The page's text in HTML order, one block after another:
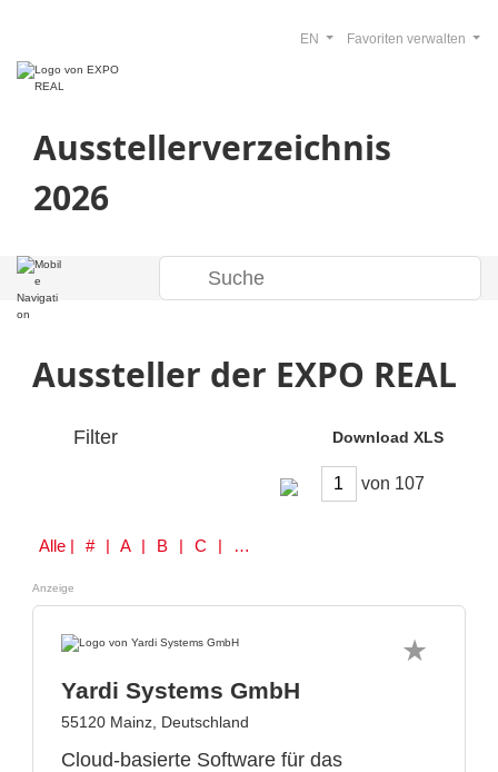
Ausstellerverzeichnis
2026
Favoriten verwalten
EN
Aussteller der EXPO REAL
Filter Download XLS
von
Alle | # | A | B | C | D | E | F | G | H | I | J | K | L | M | N | O | P | Q | R | S | T | U | V | W | Y | Z
Anzeige
Yardi Systems GmbH
55120 Mainz, Deutschland
Cloud-basierte Software für das